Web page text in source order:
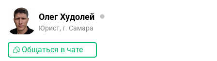
Олег Худолей
Юрист, г. Самара
Общаться в чате